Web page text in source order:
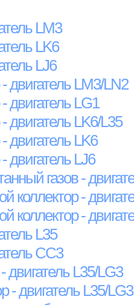
LM3
LK6
LJ6
LM3/LN2
LG1
LK6/L35
LK6
LJ6
газов -
коллектор -
коллектор -
L35
CC3
двигатель L35/LG3
- двигатель L35/LG3